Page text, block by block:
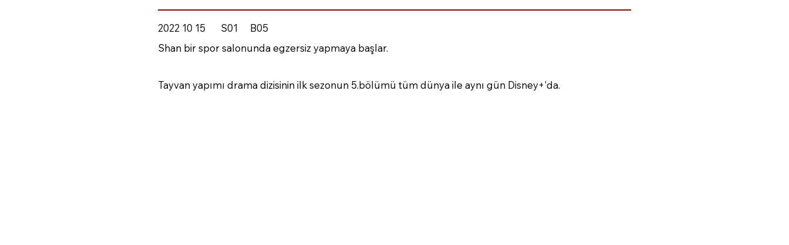
2022 10 15 S01
B05
Shan bir spor salonunda egzersiz yapmaya başlar.
Tayvan yapımı drama dizisinin ilk sezonun 5.bölümü tüm dünya ile aynı gün Disney+'da.